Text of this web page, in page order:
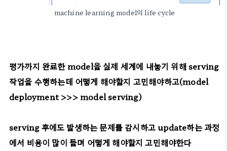
machine learning model의 life cycle
평가까지 완료한 model을 실제 세계에 내놓기 위해 serving
작업을 수행하는데 어떻게 해야할지 고민해야하고(model
deployment >>> model serving)
serving 후에도 발생하는 문제를 감시하고 update하는 과정
에서 비용이 많이 들며 어떻게 해야할지 고민해야한다